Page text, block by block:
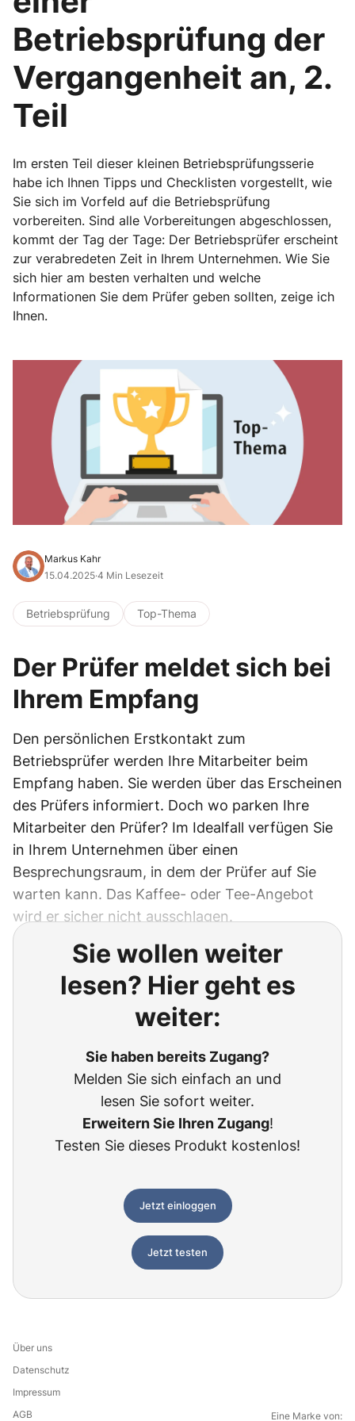
Betriebsprüfung der
Vergangenheit an, 2.
Teil
Im ersten Teil dieser kleinen Betriebsprüfungsserie
habe ich Ihnen Tipps und Checklisten vorgestellt, wie
Sie sich im Vorfeld auf die Betriebsprüfung
vorbereiten. Sind alle Vorbereitungen abgeschlossen,
kommt der Tag der Tage: Der Betriebsprüfer erscheint
zur verabredeten Zeit in Ihrem Unternehmen. Wie Sie
sich hier am besten verhalten und welche
Informationen Sie dem Prüfer geben sollten, zeige ich
Ihnen.
Markus Kahr
15.04.2025·4 Min Lesezeit
Betriebsprüfung Top-Thema
Der Prüfer meldet sich bei
Ihrem Empfang
Den persönlichen Erstkontakt zum
Betriebsprüfer werden Ihre Mitarbeiter beim
Empfang haben. Sie werden über das Erscheinen
des Prüfers informiert. Doch wo parken Ihre
Mitarbeiter den Prüfer? Im Idealfall verfügen Sie
in Ihrem Unternehmen über einen
Besprechungsraum, in dem der Prüfer auf Sie
warten kann. Das Kaffee- oder Tee-Angebot
wird er sicher nicht ausschlagen.
Sie wollen weiter
lesen? Hier geht es
weiter:
Sie haben bereits Zugang?
Melden Sie sich einfach an und
lesen Sie sofort weiter.
Erweitern Sie Ihren Zugang!
Testen Sie dieses Produkt kostenlos!
Jetzt einloggen
Jetzt testen
Über uns
Datenschutz
Impressum
AGB
Eine Marke von: